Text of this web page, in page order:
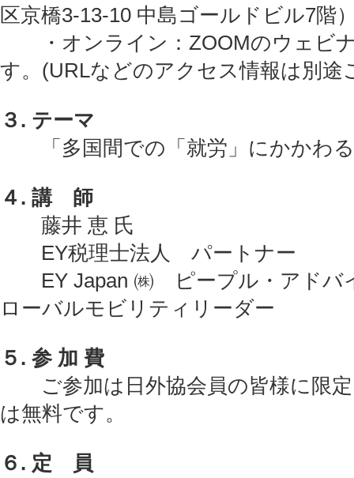
区京橋3-13-10 中島ゴールドビル7階
・オンライン：ZOOMのウェビ
す。(URLなどのアクセス情報は別途
３. テーマ
「多国間での「就労」にかかわる
４. 講 師
藤井 恵 氏
EY税理士法人 パートナー
EY Japan ㈱ ピープル・アドバ
ローバルモビリティリーダー
５. 参 加 費
ご参加は日外協会員の皆様に限
は無料です。
６. 定 員